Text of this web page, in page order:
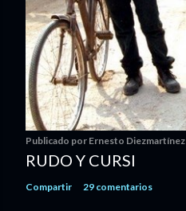
Publicado por Ernesto Diezmartínez
RUDO Y CURSI
Compartir 29 comentarios